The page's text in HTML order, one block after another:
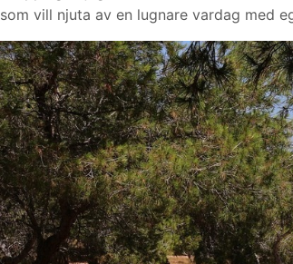
som vill njuta av en lugnare vardag med